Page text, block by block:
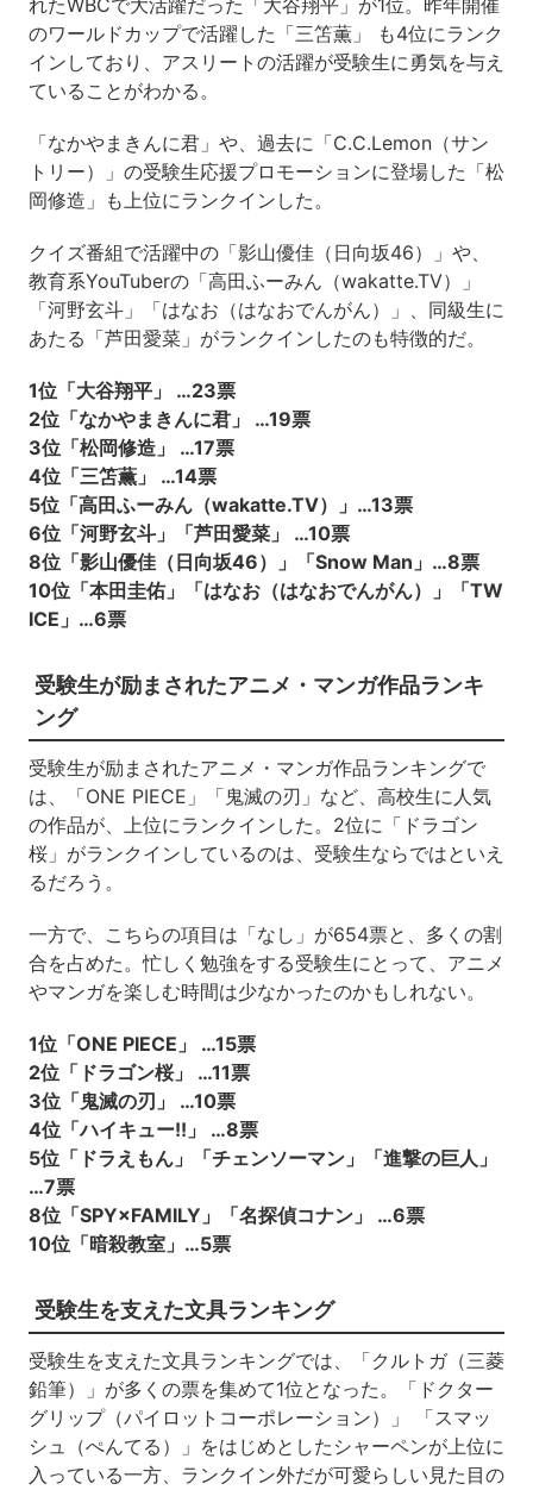
れたWBCで大活躍だった「大谷翔平」が1位。昨年開催
のワールドカップで活躍した「三笘薫」 も4位にランク
インしており、アスリートの活躍が受験生に勇気を与え
ていることがわかる。
「なかやまきんに君」や、過去に「C.C.Lemon（サン
トリー）」の受験生応援プロモーションに登場した「松
岡修造」も上位にランクインした。
クイズ番組で活躍中の「影山優佳（日向坂46）」や、
教育系YouTuberの「高田ふーみん（wakatte.TV）」
「河野玄斗」「はなお（はなおでんがん）」、同級生に
あたる「芦田愛菜」がランクインしたのも特徴的だ。
1位「大谷翔平」 …23票
2位「なかやまきんに君」 …19票
3位「松岡修造」 …17票
4位「三笘薫」 …14票
5位「高田ふーみん（wakatte.TV）」…13票
6位「河野玄斗」「芦田愛菜」 …10票
8位「影山優佳（日向坂46）」「Snow Man」…8票
10位「本田圭佑」「はなお（はなおでんがん）」「TW
ICE」…6票
受験生が励まされたアニメ・マンガ作品ランキ
ング
受験生が励まされたアニメ・マンガ作品ランキングで
は、「ONE PIECE」「鬼滅の刃」など、高校生に人気
の作品が、上位にランクインした。2位に「ドラゴン
桜」がランクインしているのは、受験生ならではといえ
るだろう。
一方で、こちらの項目は「なし」が654票と、多くの割
合を占めた。忙しく勉強をする受験生にとって、アニメ
やマンガを楽しむ時間は少なかったのかもしれない。
1位「ONE PIECE」 …15票
2位「ドラゴン桜」 …11票
3位「鬼滅の刃」 …10票
4位「ハイキュー!!」 …8票
5位「ドラえもん」「チェンソーマン」「進撃の巨人」
…7票
8位「SPY×FAMILY」「名探偵コナン」 …6票
10位「暗殺教室」…5票
受験生を支えた文具ランキング
受験生を支えた文具ランキングでは、「クルトガ（三菱
鉛筆）」が多くの票を集めて1位となった。「ドクター
グリップ（パイロットコーポレーション）」 「スマッ
シュ（ぺんてる）」をはじめとしたシャーペンが上位に
入っている一方、ランクイン外だが可愛らしい見た目の